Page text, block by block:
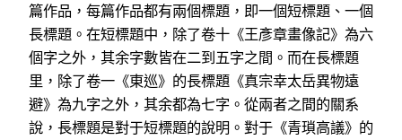
篇作品，每篇作品都有兩個標題，即一個短標題、一個
長標題。在短標題中，除了卷十《王彥章畫像記》為六
個字之外，其余字數皆在二到五字之間。而在長標題
里，除了卷一《東巡》的長標題《真宗幸太岳異物遠
避》為九字之外，其余都為七字。從兩者之間的關系
說，長標題是對于短標題的說明。對于《青瑣高議》的